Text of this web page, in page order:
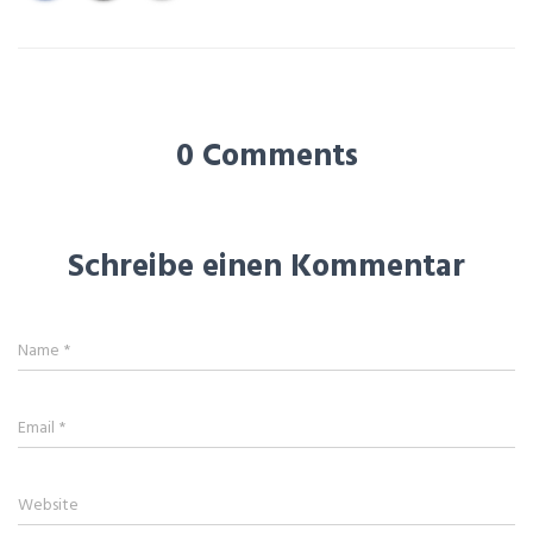
0 Comments
Schreibe einen Kommentar
Name *
Email *
Website